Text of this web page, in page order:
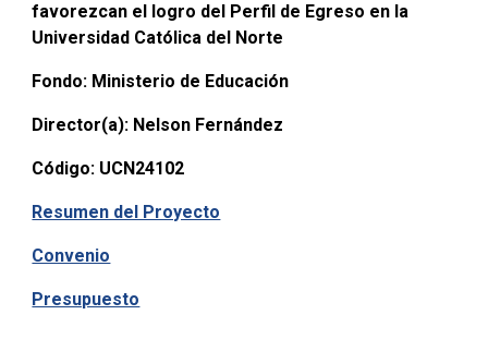
favorezcan el logro del Perfil de Egreso en la
Universidad Católica del Norte
Fondo: Ministerio de Educación
Director(a): Nelson Fernández
Código: UCN24102
Resumen del Proyecto
Convenio
Presupuesto